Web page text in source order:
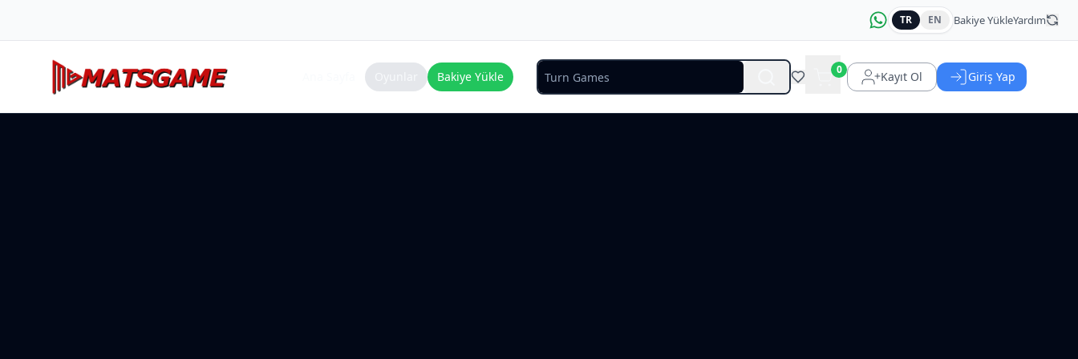
TR EN Bakiye YükleYardım
Bakiye Yükle 0 Kayıt Ol Giriş Yap